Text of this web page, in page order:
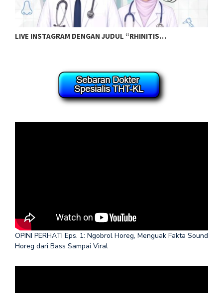
LIVE INSTAGRAM DENGAN JUDUL “SUARA…
OPINI PERHATI Eps. 1: Ngobrol Horeg, Menguak Fakta Sound
Horeg dari Bass Sampai Viral